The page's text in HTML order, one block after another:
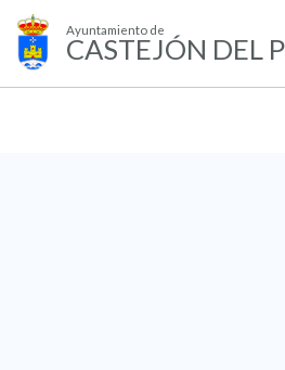
Ayuntamiento de
CASTEJÓN DEL